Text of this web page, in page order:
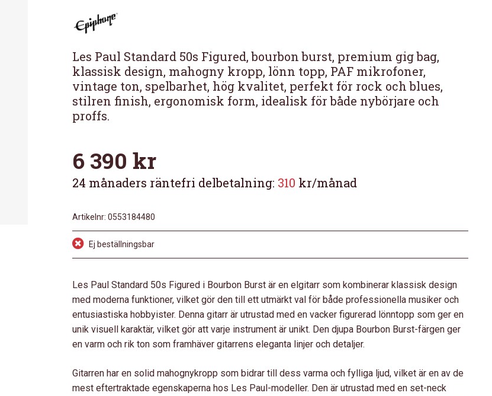
Les Paul Standard 50s Figured, bourbon burst, premium gig bag,
klassisk design, mahogny kropp, lönn topp, PAF mikrofoner,
vintage ton, spelbarhet, hög kvalitet, perfekt för rock och blues,
stilren finish, ergonomisk form, idealisk för både nybörjare och
proffs.
6 390 kr
24 månaders räntefri delbetalning: 310 kr/månad
Artikelnr: 0553184480
Ej beställningsbar
Les Paul Standard 50s Figured i Bourbon Burst är en elgitarr som kombinerar klassisk design
med moderna funktioner, vilket gör den till ett utmärkt val för både professionella musiker och
entusiastiska hobbyister. Denna gitarr är utrustad med en vacker figurerad lönntopp som ger en
unik visuell karaktär, vilket gör att varje instrument är unikt. Den djupa Bourbon Burst-färgen ger
en varm och rik ton som framhäver gitarrens eleganta linjer och detaljer.
Gitarren har en solid mahognykropp som bidrar till dess varma och fylliga ljud, vilket är en av de
mest eftertraktade egenskaperna hos Les Paul-modeller. Den är utrustad med en set-neck